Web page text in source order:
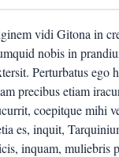
vidi Gitona in
nobis in
Perturbatus
precibus etiam
coepitque mihi
es, inquit,
inquam, muliebris